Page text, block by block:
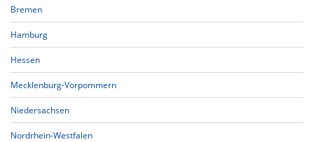
Bremen
Hamburg
Hessen
Mecklenburg-Vorpommern
Niedersachsen
Nordrhein-Westfalen